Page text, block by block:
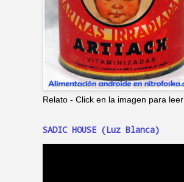
Relato - Click en la imagen para leer
SADIC HOUSE (Luz Blanca)